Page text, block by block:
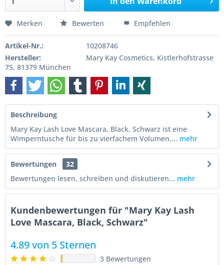
Merken Bewerten Empfehlen
Artikel-Nr.:
10208746
Hersteller:
Mary Kay Cosmetics, Kistlerhofstrasse
75, 81379 München
Beschreibung
Mary Kay Lash Love Mascara, Black, Schwarz ist eine
Wimperntusche für bis zu vierfachem Volumen,... mehr
Bewertungen
32
Bewertungen lesen, schreiben und diskutieren... mehr
Kundenbewertungen für "Mary Kay Lash
Love Mascara, Black, Schwarz"
4.89 von 5 Sternen
3 Bewertungen